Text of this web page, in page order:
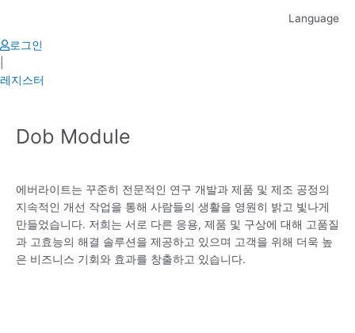
content
Language
로그인
레지스터
Dob Module
에버라이트는 꾸준히 전문적인 연구 개발과 제품 및 제조 공정의
지속적인 개선 작업을 통해 사람들의 생활을 영원히 밝고 빛나게
만들었습니다. 저희는 서로 다른 응용, 제품 및 구상에 대해 고품질
과 고효능의 해결 솔루션을 제공하고 있으며 고객을 위해 더욱 높
은 비즈니스 기회와 효과를 창출하고 있습니다.